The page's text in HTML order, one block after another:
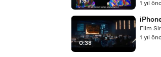
1 yıl
0:38
Film
1 yıl